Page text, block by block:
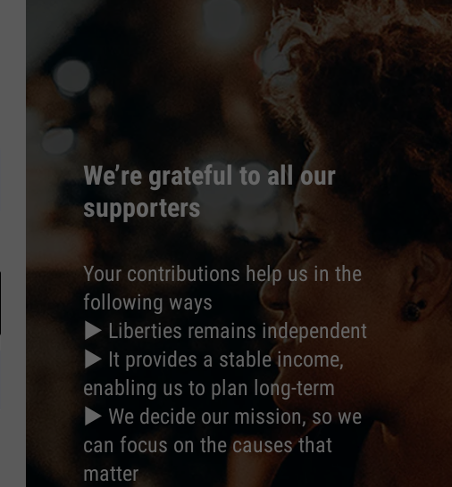
We’re grateful to all our
supporters
Your contributions help us in the
following ways
► Liberties remains independent
► It provides a stable income,
enabling us to plan long-term
► We decide our mission, so we
can focus on the causes that
matter